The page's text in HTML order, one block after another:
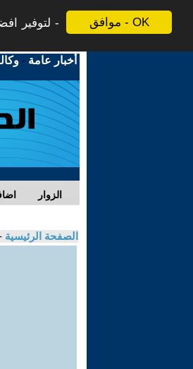
موافق - OK
لتوفير
أخبار عامة -
الزوار
الصفحة الرئيسية